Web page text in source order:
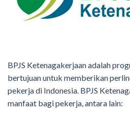
BPJS Ketenagakerjaan adalah
bertujuan untuk memberikan
pekerja di Indonesia. BPJS
manfaat bagi pekerja, antara lain: